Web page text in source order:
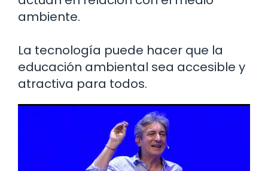
ambiente.
La tecnología puede hacer que la
educación ambiental sea accesible y
atractiva para todos.